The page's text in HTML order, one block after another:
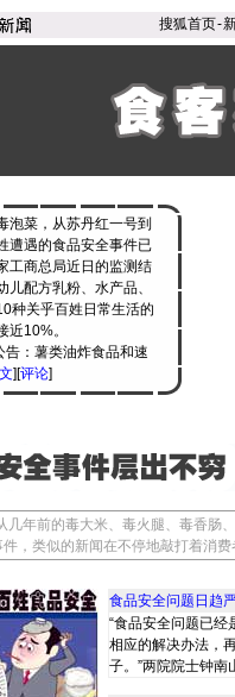
搜狐首页-
菜，从苏丹红一号到
遭遇的食品安全事件已
工商总局近日的监测结
配方乳粉、水产品、
种关乎百姓日常生活的
近10%。
：薯类油炸食品和速
][评论]
几年前的毒大米、毒火腿、毒香肠
件，类似的新闻在不停地敲打着消
食品安全问题日趋
“食品安全问题已经
相应的解决办法，
子。”两院院士钟